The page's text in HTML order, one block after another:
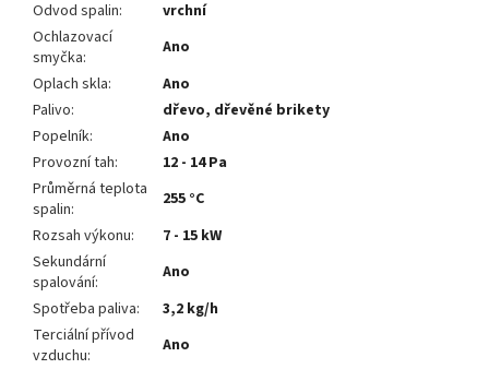
Odvod spalin:
vrchní
Ochlazovací
smyčka:
Ano
Oplach skla:
Ano
Palivo:
dřevo, dřevěné brikety
Popelník:
Ano
Provozní tah:
12 - 14 Pa
Průměrná teplota
spalin:
255 °C
Rozsah výkonu:
7 - 15 kW
Sekundární
spalování:
Ano
Spotřeba paliva:
3,2 kg/h
Terciální přívod
vzduchu:
Ano